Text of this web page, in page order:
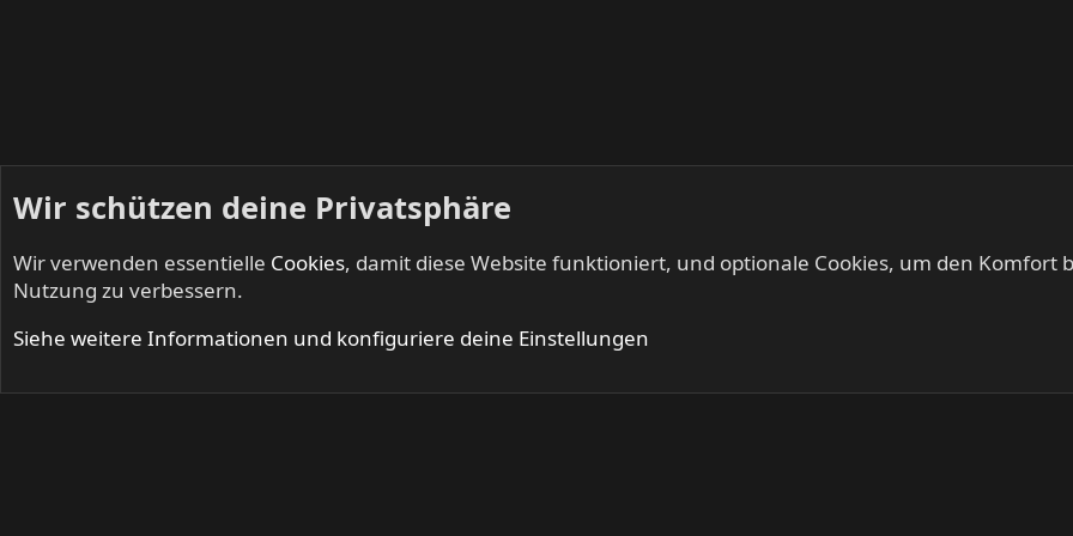
Startseite Foren Live KEEP US ON THE ROAD - Gigs & Tourdates
Wir schützen deine Privatsphäre
Wir verwenden essentielle Cookies, damit diese Website funktioniert, und optionale Cookies, um den Komfort
Nutzung zu verbessern.
Siehe weitere Informationen und konfiguriere deine Einstellungen